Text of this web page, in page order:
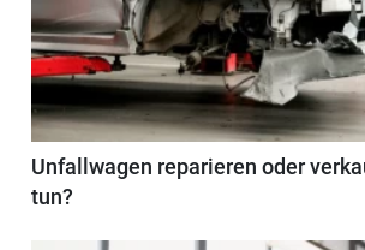
Unfallwagen reparieren oder
tun?